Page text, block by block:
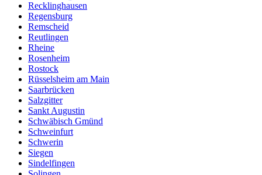
Recklinghausen
Regensburg
Remscheid
Reutlingen
Rheine
Rosenheim
Rostock
Rüsselsheim am Main
Saarbrücken
Salzgitter
Sankt Augustin
Schwäbisch Gmünd
Schweinfurt
Schwerin
Siegen
Sindelfingen